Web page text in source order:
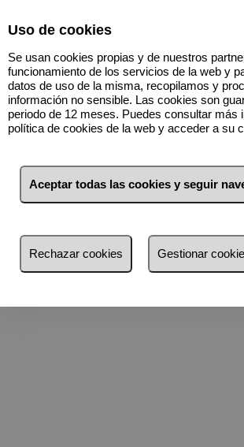
Contactar
Calle Gran Vía, nº 69 - 5º Planta, Oficina 513
28013 Madrid
Correo:
info@ribada.com
Puede concertar cita previa con nuestros
Uso de cookies
Se usan cookies propias y de nuestros
funcionamiento de los servicios de la web y
datos de uso de la misma, recopilamos y
información no sensible. Las cookies son
periodo de 12 meses. Puedes consultar más
política de cookies de la web y acceder a su
Aceptar todas las cookies y seguir
Rechazar cookies Gestionar